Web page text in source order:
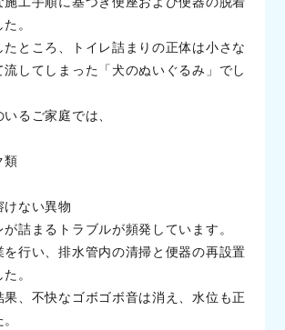
。
ところ、トイレ詰まりの正体は小さな
してしまった「犬のぬいぐるみ」でし
るご家庭では、
類
けない異物
詰まるトラブルが頻発しています。
を行い、排水管内の清掃と便器の再設置
。
、不快なゴボゴボ音は消え、水位も正